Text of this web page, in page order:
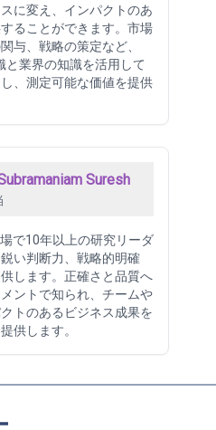
に変え、インパクトのあ
ることができます。市場
与、戦略の策定など、
と業界の知識を活用して
、測定可能な価値を提供
Suresh
で10年以上の研究リーダ
い判断力、戦略的明確
します。正確さと品質へ
ントで知られ、チームや
トのあるビジネス成果を
供します。